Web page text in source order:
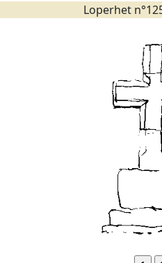
Loperhet